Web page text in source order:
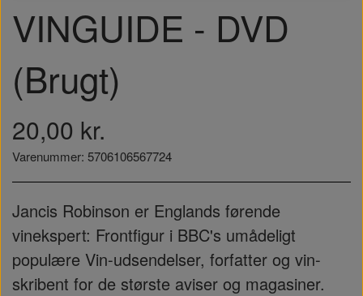
VINGUIDE - DVD
(Brugt)
20,00 kr.
Varenummer: 5706106567724
Jancis Robinson er Englands førende
vinekspert: Frontfigur i BBC's umådeligt
populære Vin-udsendelser, forfatter og vin-
skribent for de største aviser og magasiner.